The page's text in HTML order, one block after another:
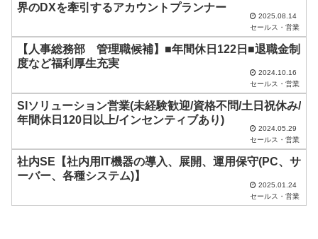
に
く
だ
さ
。
界のDXを牽引するアカウントプランナー
2025.08.14
セールス・営業
【人事総務部 管理職候補】■年間休日122日■退職金制
度など福利厚生充実
2024.10.16
セールス・営業
SIソリューション営業(未経験歓迎/資格不問/土日祝休み/
年間休日120日以上/インセンティブあり)
2024.05.29
セールス・営業
社内SE【社内用IT機器の導入、展開、運用保守(PC、サ
ーバー、各種システム)】
2025.01.24
セールス・営業